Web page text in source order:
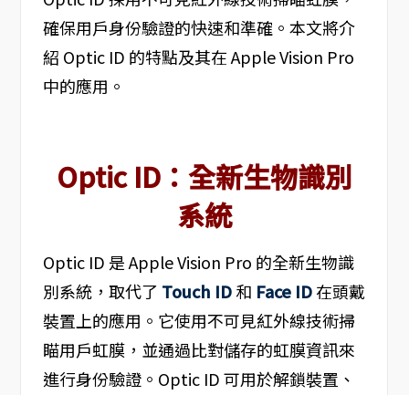
確保用戶身份驗證的快速和準確。本文將介
紹 Optic ID 的特點及其在 Apple Vision Pro
中的應用。
Optic ID：全新生物識別
系統
Optic ID 是 Apple Vision Pro 的全新生物識
別系統，取代了 Touch ID和 Face ID在頭戴
裝置上的應用。它使用不可見紅外線技術掃
瞄用戶虹膜，並通過比對儲存的虹膜資訊來
進行身份驗證。Optic ID 可用於解鎖裝置、